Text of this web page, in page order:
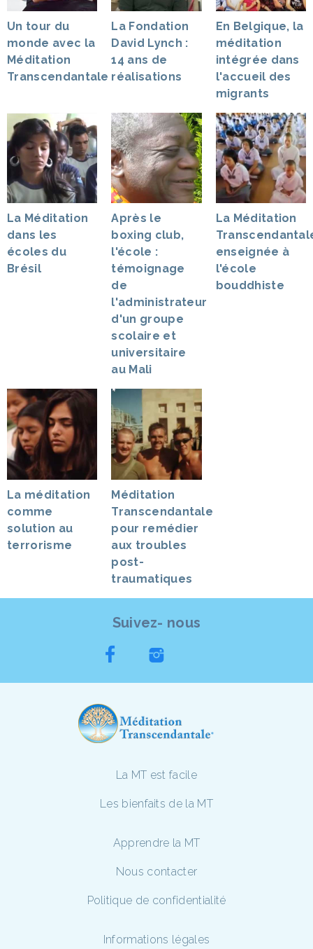
Un tour du
monde avec la
Méditation
Transcendantale
La Fondation
David Lynch :
14 ans de
réalisations
En Belgique, la
méditation
intégrée dans
l'accueil des
migrants
La Méditation
dans les
écoles du
Brésil
Après le
boxing club,
l'école :
témoignage
de
l'administrateur
d'un groupe
scolaire et
universitaire
au Mali
La Méditation
enseignée à
l'école
bouddhiste
La méditation
comme
solution au
terrorisme
Méditation
Transcendantale
pour remédier
aux troubles
post-
traumatiques
Suivez- nous
La MT est facile
Les bienfaits de la MT
Apprendre la MT
Nous contacter
Politique de confidentialité
Informations légales